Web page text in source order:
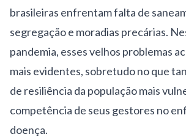
brasileiras enfrentam falta de
segregação e moradias precárias.
pandemia, esses velhos problemas
mais evidentes, sobretudo no que
de resiliência da população mais
competência de seus gestores no
doença.